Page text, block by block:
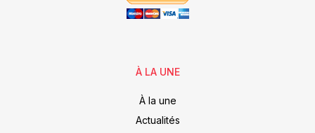
À LA UNE
À la une
Actualités